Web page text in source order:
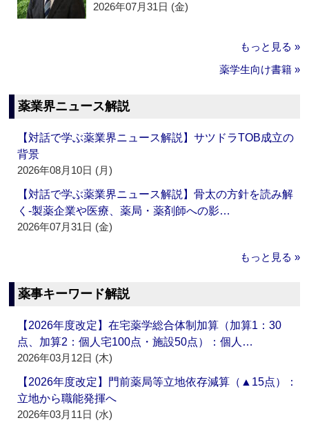
2026年07月31日 (金)
もっと見る »
薬学生向け書籍 »
薬業界ニュース解説
【対話で学ぶ薬業界ニュース解説】サツドラTOB成立の
背景
2026年08月10日 (月)
【対話で学ぶ薬業界ニュース解説】骨太の方針を読み解
く‐製薬企業や医療、薬局・薬剤師への影…
2026年07月31日 (金)
もっと見る »
薬事キーワード解説
【2026年度改定】在宅薬学総合体制加算（加算1：30
点、加算2：個人宅100点・施設50点）：個人…
2026年03月12日 (木)
【2026年度改定】門前薬局等立地依存減算（▲15点）：
立地から職能発揮へ
2026年03月11日 (水)